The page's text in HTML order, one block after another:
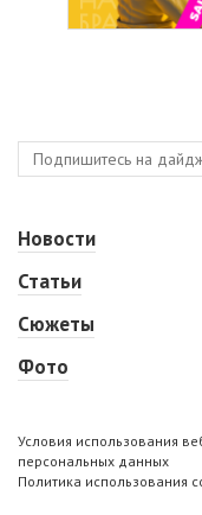
Новости
Статьи
Сюжеты
Фото
Условия использования
персональных данных
Политика использования